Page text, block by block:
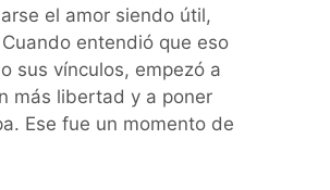
el amor siendo útil,
entendió que eso
sus vínculos, empezó a
más libertad y a poner
Ese fue un momento de